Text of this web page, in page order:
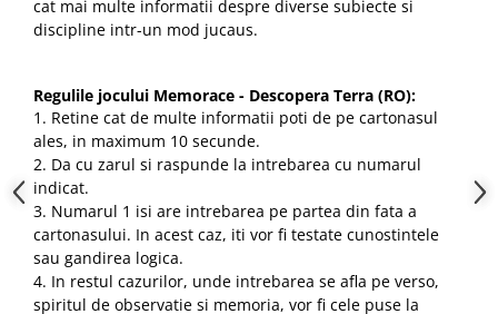
cat mai multe informatii despre diverse subiecte si
discipline intr-un mod jucaus.
Regulile jocului Memorace - Descopera Terra (RO):
1. Retine cat de multe informatii poti de pe cartonasul
ales, in maximum 10 secunde.
2. Da cu zarul si raspunde la intrebarea cu numarul
indicat.
3. Numarul 1 isi are intrebarea pe partea din fata a
cartonasului. In acest caz, iti vor fi testate cunostintele
sau gandirea logica.
4. In restul cazurilor, unde intrebarea se afla pe verso,
spiritul de observatie si memoria, vor fi cele puse la